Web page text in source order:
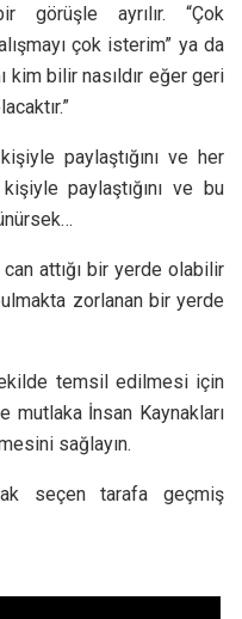
görüşle ayrılır. “Çok
çok isterim” ya da
kim bilir nasıldır eğer geri
paylaştığını ve her
paylaştığını ve bu
attığı bir yerde olabilir
zorlanan bir yerde
temsil edilmesi için
İnsan Kaynakları
sağlayın.
seçen tarafa geçmiş